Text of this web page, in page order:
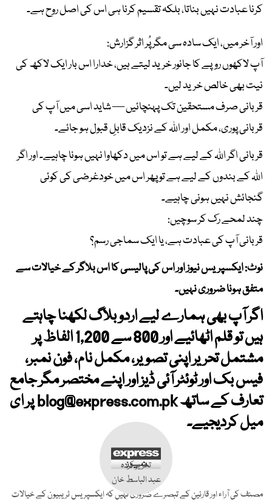
کرنا عبادت نہیں بناتا، بلکہ تقسیم کرنا ہی اس کی اصل روح ہے۔
اور آخر میں، ایک سادہ سی مگر پُر اثر گزارش:
آپ لاکھوں روپے کا جانور خرید لیتے ہیں، خدارا اس بار ایک لاکھ کی
نیت بھی خالص خرید لیں۔
قربانی صرف مستحقین تک پہنچائیں — شاید اسی میں آپ کی
قربانی پوری، مکمل اور اللہ کے نزدیک قابلِ قبول ہو جائے۔
قربانی اگر اللہ کے لیے ہے تو اس میں دکھاوا نہیں ہونا چاہیے۔ اور اگر
اللہ کے بندوں کے لیے ہے تو پھر اس میں خودغرضی کی کوئی
گنجائش نہیں ہونی چاہیے۔
چند لمحے رک کر سوچیں:
قربانی آپ کی عبادت ہے، یا ایک سماجی رسم؟
نوٹ: ایکسپریس نیوز اور اس کی پالیسی کا اس بلاگر کے خیالات سے
متفق ہونا ضروری نہیں۔
اگر آپ بھی ہمارے لیے اردو بلاگ لکھنا چاہتے
ہیں تو قلم اٹھائیے اور 800 سے 1,200 الفاظ پر
مشتمل تحریر اپنی تصویر، مکمل نام، فون نمبر،
فیس بک اور ٹوئٹر آئی ڈیز اور اپنے مختصر مگر جامع
تعارف کے ساتھblog@express.com.pkپر ای
میل کردیجیے۔
تحریر کردہ
عبد الباسط خان
مصنف کی آراء اور قارئین کے تبصرے ضروری نہیں کہ ایکسپریس ٹریبیون کے خیالات